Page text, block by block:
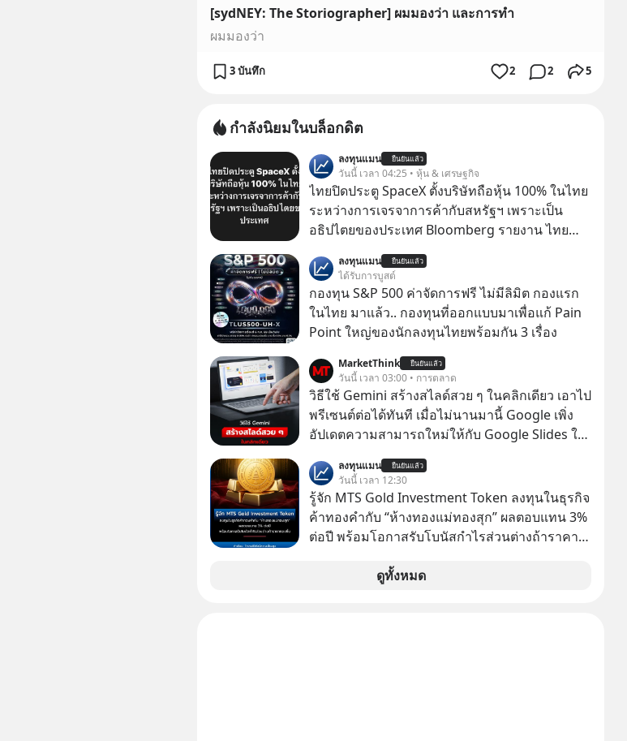
[sydNEY: The Storiographer] ผมมองว่า และการทำ
ผมมองว่า
3 บันทึก 2 2 5
กำลังนิยมในบล็อกดิต
ลงทุนแมน ยืนยันแล้ว
วันนี้ เวลา 04:25 • หุ้น & เศรษฐกิจ
ไทยปิดประตู SpaceX ตั้งบริษัทถือหุ้น 100% ในไทย
ระหว่างการเจรจาการค้ากับสหรัฐฯ เพราะเป็น
อธิปไตยของประเทศ Bloomberg รายงาน ไทย
สหรัฐฯ ตั้งบริษัทโทรคมนาคมดาวเทียมที่ถือหุ้น
100% โดยชาวต่างชาติ ในระหว่างการเจรจาการ
ค้ากับรัฐบาลสหรัฐ โดยให้เหตุผลว่าเป็นประเด็น
ด้านอธิปไตยของประเทศ
ลงทุนแมน ยืนยันแล้ว
ได้รับการบูสต์
กองทุน S&P 500 ค่าจัดการฟรี ไม่มีลิมิต กองแรก
ในไทย มาแล้ว.. กองทุนที่ออกแบบมาเพื่อแก้ Pain
Point ใหญ่ของนักลงทุนไทยพร้อมกัน 3 เรื่อง
MarketThink ยืนยันแล้ว
วันนี้ เวลา 03:00 • การตลาด
วิธีใช้ Gemini สร้างสไลด์สวย ๆ ในคลิกเดียว เอาไป
พรีเซนต์ต่อได้ทันที เมื่อไม่นานมานี้ Google เพิ่ง
อัปเดตความสามารถใหม่ให้กับ Google Slides ให้
สวย ๆ ได้ในคลิกเดียว ไม่ต้องเสียเวลาทำเองอีกต่อ
ไป
ลงทุนแมน ยืนยันแล้ว
วันนี้ เวลา 12:30
รู้จัก MTS Gold Investment Token ลงทุนในธุรกิจ
ค้าทองคำกับ “ห้างทองแม่ทองสุก” ผลตอบแทน 3%
ต่อปี พร้อมโอกาสรับโบนัสกำไรส่วนต่างถ้าราคา
Group กลุ่ม MTS Gold หรือห้างทองแม่ทองสุก อยู่
ดูทั้งหมด